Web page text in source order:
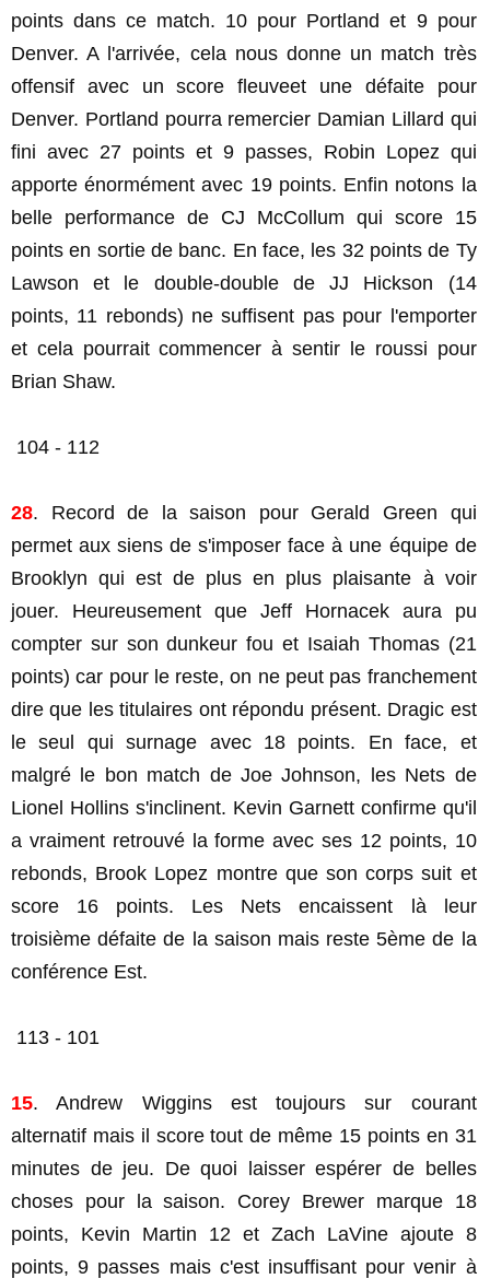
points dans ce match. 10 pour Portland et 9 pour
Denver. A l'arrivée, cela nous donne un match très
offensif avec un score fleuveet une défaite pour
Denver. Portland pourra remercier Damian Lillard qui
fini avec 27 points et 9 passes, Robin Lopez qui
apporte énormément avec 19 points. Enfin notons la
belle performance de CJ McCollum qui score 15
points en sortie de banc. En face, les 32 points de Ty
Lawson et le double-double de JJ Hickson (14
points, 11 rebonds) ne suffisent pas pour l'emporter
et cela pourrait commencer à sentir le roussi pour
Brian Shaw.
104 - 112
28. Record de la saison pour Gerald Green qui
permet aux siens de s'imposer face à une équipe de
Brooklyn qui est de plus en plus plaisante à voir
jouer. Heureusement que Jeff Hornacek aura pu
compter sur son dunkeur fou et Isaiah Thomas (21
points) car pour le reste, on ne peut pas franchement
dire que les titulaires ont répondu présent. Dragic est
le seul qui surnage avec 18 points. En face, et
malgré le bon match de Joe Johnson, les Nets de
Lionel Hollins s'inclinent. Kevin Garnett confirme qu'il
a vraiment retrouvé la forme avec ses 12 points, 10
rebonds, Brook Lopez montre que son corps suit et
score 16 points. Les Nets encaissent là leur
troisième défaite de la saison mais reste 5ème de la
conférence Est.
113 - 101
15. Andrew Wiggins est toujours sur courant
alternatif mais il score tout de même 15 points en 31
minutes de jeu. De quoi laisser espérer de belles
choses pour la saison. Corey Brewer marque 18
points, Kevin Martin 12 et Zach LaVine ajoute 8
points, 9 passes mais c'est insuffisant pour venir à